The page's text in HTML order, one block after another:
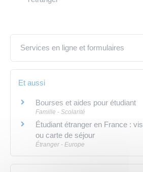
Services en ligne et formulaires
Et aussi
Bourses et aides pour étudiant
Famille - Scolarité
Étudiant étranger en France :
ou carte de séjour
Étranger - Europe